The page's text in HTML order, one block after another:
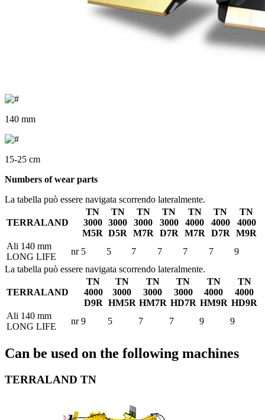
140 mm
15-25 cm
Numbers of wear parts
La tabella può essere navigata scorrendo lateralmente.
TERRALAND
TN
3000
M5R
TN
3000
D5R
TN
3000
M7R
TN
3000
D7R
TN
4000
M7R
TN
4000
D7R
TN
4000
M9R
Ali 140 mm
LONG LIFE
nr 5 5 7 7 7 7
9
La tabella può essere navigata scorrendo lateralmente.
TERRALAND
TN
4000
D9R
TN
3000
HM5R
TN
3000
HM7R
TN
3000
HD7R
TN
4000
HM9R
TN
4000
HD9R
Ali 140 mm
LONG LIFE
nr 9 5 7 7 9 9
Can be used on the following machines
TERRALAND TN